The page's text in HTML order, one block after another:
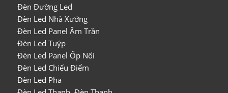
Đèn Đường Led
Đèn Led Nhà Xưởng
Đèn Led Panel Âm Trần
Đèn Led Tuýp
Đèn Led Panel Ốp Nổi
Đèn Led Chiếu Điểm
Đèn Led Pha